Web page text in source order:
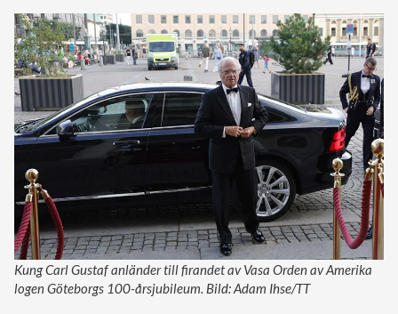
Kung Carl Gustaf anländer till firandet av Vasa Orden av Amerika
logen Göteborgs 100-årsjubileum. Bild: Adam Ihse/TT